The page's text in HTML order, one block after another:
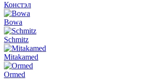
Констэл
Bowa
Schmitz
Mitakamed
Ormed